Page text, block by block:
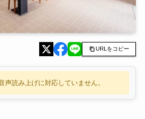
URLをコピー
声読み上げに対応していません。